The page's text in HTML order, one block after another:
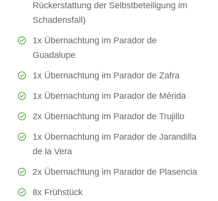
Rückerstattung der Selbstbeteiligung im
Schadensfall)
1x Übernachtung im Parador de
Guadalupe
1x Übernachtung im Parador de Zafra
1x Übernachtung im Parador de Mérida
2x Übernachtung im Parador de Trujillo
1x Übernachtung im Parador de Jarandilla
de la Vera
2x Übernachtung im Parador de Plasencia
8x Frühstück